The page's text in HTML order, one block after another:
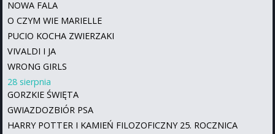
NOWA FALA
O CZYM WIE MARIELLE
PUCIO KOCHA ZWIERZAKI
VIVALDI I JA
WRONG GIRLS
28 sierpnia
GORZKIE ŚWIĘTA
GWIAZDOZBIÓR PSA
HARRY POTTER I KAMIEŃ FILOZOFICZNY 25. ROCZNICA